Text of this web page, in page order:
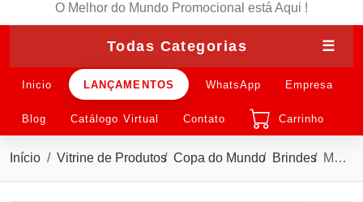
O Melhor do Mundo Promocional está Aqui !
Todas Categorias ☰
Inicio LANÇAMENTOS WhatsApp Empresa
Blog Catálogo Virtual Contato Carrinho
Início Vitrine de Produtos Copa do Mundo Brindes Mochila saco em Poliéster Modelo Copa do Mundo XC02079